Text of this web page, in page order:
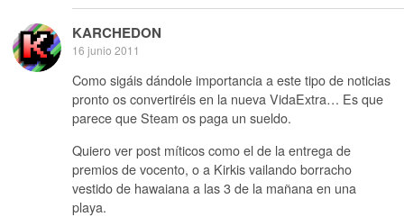
KARCHEDON
16 junio 2011
Como sigáis dándole importancia a este tipo de noticias
pronto os convertiréis en la nueva VidaExtra… Es que
parece que Steam os paga un sueldo.
Quiero ver post míticos como el de la entrega de
premios de vocento, o a Kirkis vailando borracho
vestido de hawaiana a las 3 de la mañana en una
playa.